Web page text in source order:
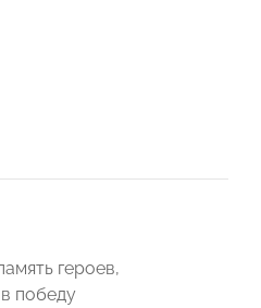
героев,
победу